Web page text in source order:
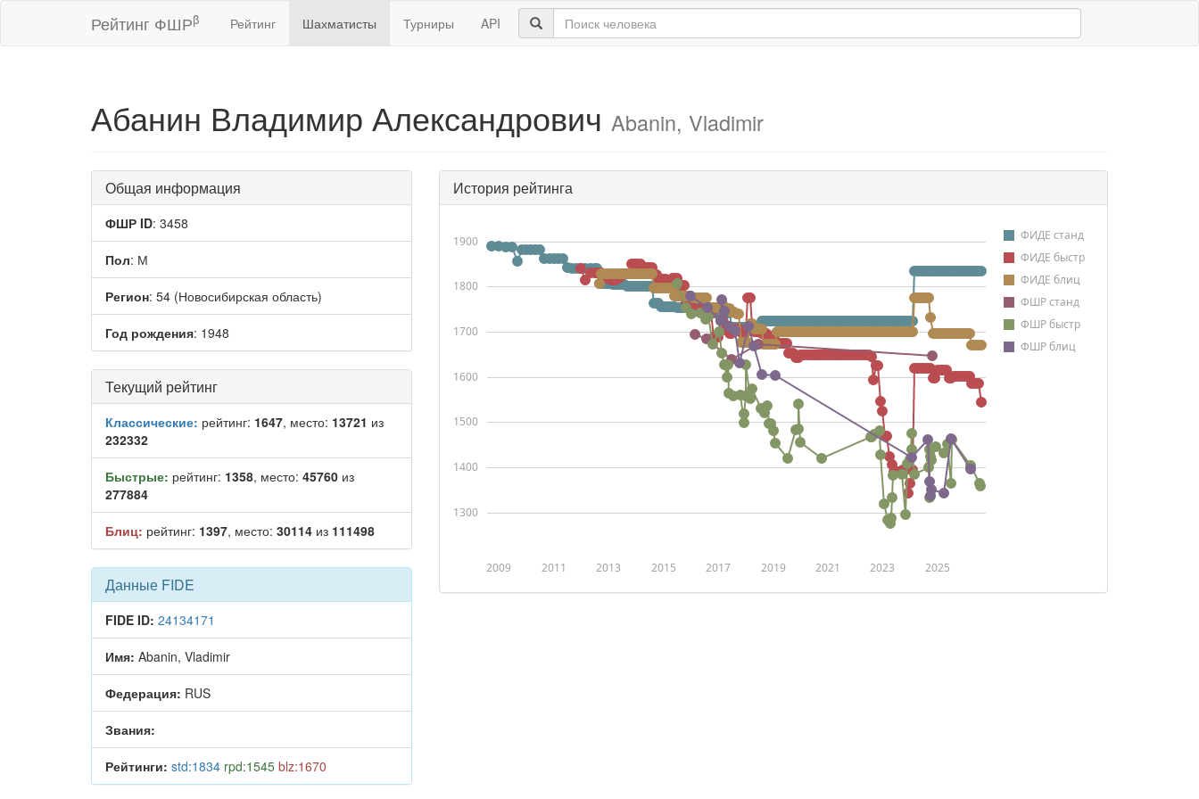
Рейтинг ФШРβ Рейтинг Шахматисты Турниры API
Абанин Владимир Александрович Abanin, Vladimir
Общая информация
ФШР ID: 3458
Пол: М
Регион: 54 (Новосибирская область)
Год рождения: 1948
Текущий рейтинг
Классические: рейтинг: 1647, место: 13721 из
232332
Быстрые: рейтинг: 1358, место: 45760 из
277884
Блиц: рейтинг: 1397, место: 30114 из 111498
Данные FIDE
FIDE ID: 24134171
Имя: Abanin, Vladimir
Федерация: RUS
Звания:
Рейтинги: std:1834 rpd:1545 blz:1670
История рейтинга
ФИДЕ станд
ФИДЕ быстр
ФИДЕ блиц
ФШР станд
ФШР быстр
ФШР блиц
2009 2011 2013 2015 2017 2019 2021 2023 2025
1300
1400
1500
1600
1700
1800
1900